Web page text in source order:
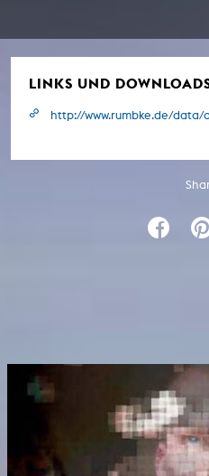
LINKS UND
http://www.rumbke.de/